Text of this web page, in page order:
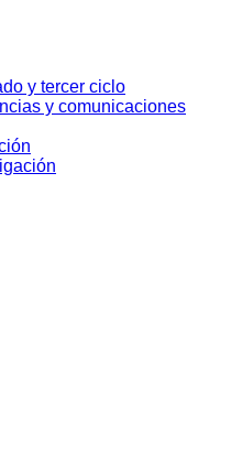
y tercer ciclo
y comunicaciones